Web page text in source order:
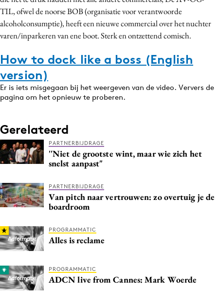
TIL, ofwel de noorse BOB (organisatie voor verantwoorde
alcoholconsumptie), heeft een nieuwe commercial over het nuchter
varen/inparkeren van ene boot. Sterk en ontzettend comisch.
How to dock like a boss (English
version)
Er is iets misgegaan bij het weergeven van de video. Ververs de
pagina om het opnieuw te proberen.
Gerelateerd
PARTNERBIJDRAGE
''Niet de grootste wint, maar wie zich het
snelst aanpast"
PARTNERBIJDRAGE
Van pitch naar vertrouwen: zo overtuig je de
boardroom
PROGRAMMATIC
Alles is reclame
PROGRAMMATIC
ADCN live from Cannes: Mark Woerde